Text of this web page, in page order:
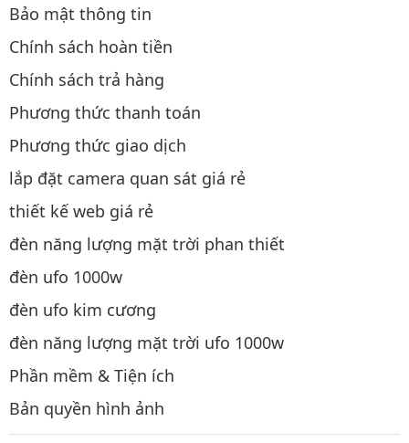
Bảo mật thông tin
Chính sách hoàn tiền
Chính sách trả hàng
Phương thức thanh toán
Phương thức giao dịch
lắp đặt camera quan sát giá rẻ
thiết kế web giá rẻ
đèn năng lượng mặt trời phan thiết
đèn ufo 1000w
đèn ufo kim cương
đèn năng lượng mặt trời ufo 1000w
Phần mềm & Tiện ích
Bản quyền hình ảnh